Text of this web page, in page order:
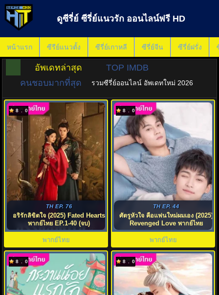
ดูซีรี่ย์ ซีรี่ย์แนวรัก ออนไลน์ฟรี HD
หน้าแรก ซีรีย์แนวตั้ง ซีรี่ย์เกาหลี ซีรี่ย์จีน ซีรี่ย์ฝรั่ง
อัพเดทล่าสุด
TOP IMDB
คนชอบมากที่สุด
รวมซีรี่ย์ออนไลน์ อัพเดทใหม่ 2026
8.0
TH EP. 76
อริรักลิขิตใจ (2025) Fated Hearts
พากย์ไทย EP.1-40 (จบ)
พากย์ไทย
8.0
TH EP. 44
ศัตรูหัวใจ คือแฟนใหม่ผมเอง (2025)
Revenged Love พากย์ไทย
พากย์ไทย
8.0 8.0